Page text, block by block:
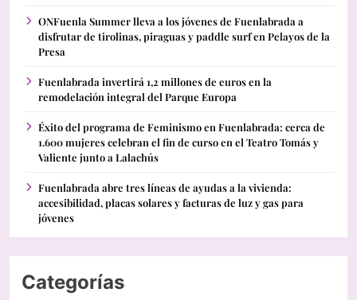
ONFuenla Summer lleva a los jóvenes de Fuenlabrada a
disfrutar de tirolinas, piraguas y paddle surf en Pelayos de la
Presa
Fuenlabrada invertirá 1,2 millones de euros en la
remodelación integral del Parque Europa
Éxito del programa de Feminismo en Fuenlabrada: cerca de
1.600 mujeres celebran el fin de curso en el Teatro Tomás y
Valiente junto a Lalachús
Fuenlabrada abre tres líneas de ayudas a la vivienda:
accesibilidad, placas solares y facturas de luz y gas para
jóvenes
Categorías